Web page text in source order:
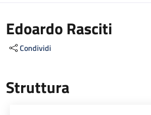
Edoardo Rasciti
Condividi
Struttura